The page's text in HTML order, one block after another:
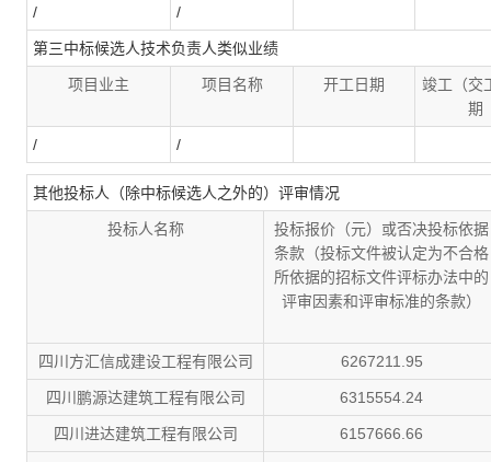
/ /
第三中标候选人技术负责人类似业绩
项目业主 项目名称 开工日期
竣工（交
期
/ /
其他投标人（除中标候选人之外的）评审情况
投标人名称
投标报价（元）或否决投标依据
条款（投标文件被认定为不合格
所依据的招标文件评标办法中的
评审因素和评审标准的条款）
四川方汇信成建设工程有限公司 6267211.95
四川鹏源达建筑工程有限公司 6315554.24
四川进达建筑工程有限公司 6157666.66